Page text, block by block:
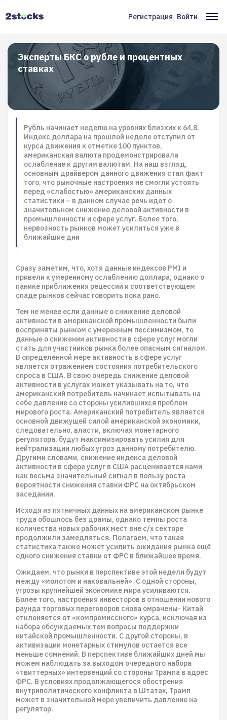
Меню
учётной
записи
пользователя
Регистрация Войти
Эксперты БКС о рубле и процентных
ставках
Рубль начинает неделю на уровнях близких к 64,8.
Индекс доллара на прошлой неделе отступил от
курса движения к отметке 100 пунктов,
американская валюта продемонстрировала
ослабление к другим валютам. На наш взгляд,
основным драйвером данного движения стал факт
того, что рыночные настроения не смогли устоять
перед «слабостью» американских данных
статистики – в данном случае речь идет о
значительном снижение деловой активности в
промышленности и сфере услуг. Более того,
нервозность рынков может усилиться уже в
ближайшие дни
Сразу заметим, что, хотя данные индексов PMI и
привели к умеренному ослаблению доллара, однако о
панике приближения рецессии и соответствующем
спаде рынков сейчас говорить пока рано.
Тем не менее если данные о снижение деловой
активности в американской промышленности были
восприняты рынком с умеренным пессимизмом, то
данные о снижении активности в сфере услуг могли
стать для участников рынка более опасным сигналом.
В определённой мере активность в сфере услуг
является отражением состояния потребительского
спроса в США. В свою очередь снижение деловой
активности в услугах может указывать на то, что
американский потребитель начинает испытывать на
себе давление со стороны усилившихся проблем
мирового роста. Американский потребитель является
основной движущей силой американской экономики,
следовательно, власти, включая монетарного
регулятора, будут максимизировать усилия для
нейтрализации любых угроз данному потребителю.
Другими словами, снижение индекса деловой
активности в сфере услуг в США расценивается нами
как весьма значительный сигнал в пользу роста
вероятности снижения ставки ФРС на октябрьском
заседании.
Исходя из пятничных данных на американском рынке
труда обошлось без драмы, однако темпы роста
количества новых рабочих мест вне с/х секторе
продолжили замедляться. Полагаем, что такая
статистика также может усилить ожидания рынка ещё
одного снижения ставки от ФРС в ближайшее время.
Ожидаем, что рынки в перспективе этой недели будут
между «молотом и наковальней». С одной стороны,
угрозы крупнейшей экономике мира усиливаются.
Более того, настроения инвесторов в отношении нового
раунда торговых переговоров снова омрачены- Китай
отклоняется от «компромиссного» курса, исключая из
набора обсуждаемых тем вопросы поддержки
китайской промышленности. С другой стороны, в
активизации монетарных стимулов остается все
меньше сомнений. В перспективе ближайших дней мы
можем наблюдать за выходом очередного набора
«твиттерных» интервенций со стороны Трампа в адрес
ФРС. В условиях продолжающегося обострения
внутриполитического конфликта в Штатах, Трамп
может в значительной мере увеличить давление на
регулятор.